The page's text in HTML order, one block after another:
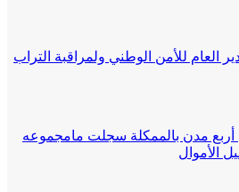
العام للأمن الوطني ولمراقبة التراب
أربع مدن بالممكلة سجلت مامجموعه